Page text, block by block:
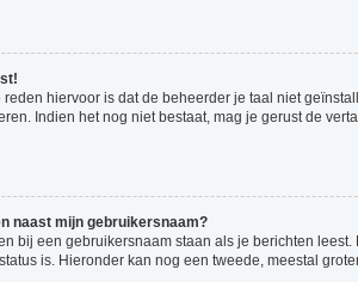
reden hiervoor is dat de beheerder je taal niet
Indien het nog niet bestaat, mag je gerust de
naast mijn gebruikersnaam?
bij een gebruikersnaam staan als je berichten
is. Hieronder kan nog een tweede, meestal